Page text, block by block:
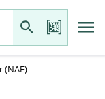
(NAF)